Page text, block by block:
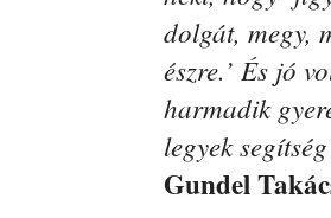
dolgát, megy,
észre.’ És jó
harmadik
legyek
Gundel